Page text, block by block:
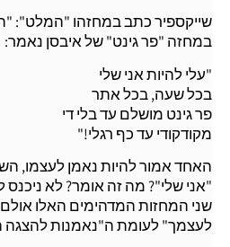
שייקספיר כתב במחזהו "המלט":
במחזה "פר גינט" של איבסן נאמר:
"עלי להיות אני שלי
בכל שעה, בכל אתר
פר גינט מושלם עד בלי די
מקודקודי עד כף רגלי!"
האחד אמור להיות נאמן לעצמו,
"אני שלי"? מה זה אומר? לא ניכנס
שני המחזות המדהימים האלו
לעצמך" לעומת ה"נאמנות להצגה